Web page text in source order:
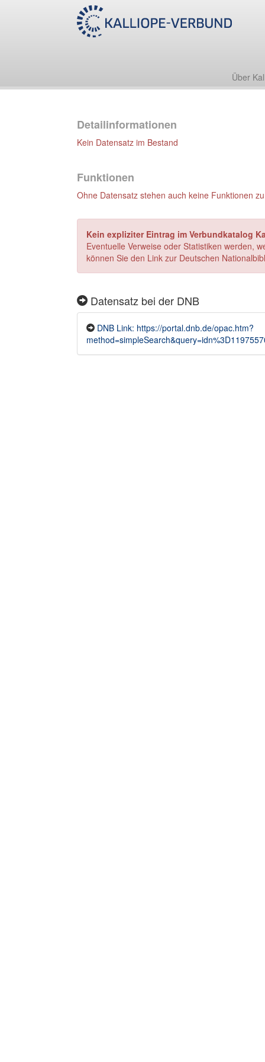
Über
Detailinformationen
Kein Datensatz im Bestand
Funktionen
Ohne Datensatz stehen auch keine Funktionen
Kein expliziter Eintrag im Verbundkatalog
Eventuelle Verweise oder Statistiken werden,
können Sie den Link zur Deutschen
Datensatz bei der DNB
DNB Link: https://portal.dnb.de/opac.htm?